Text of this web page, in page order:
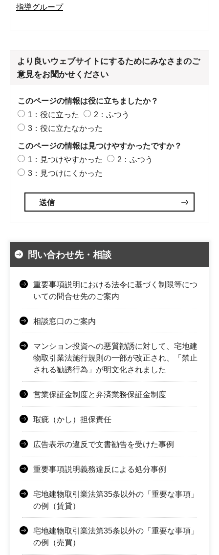
指導グループ
より良いウェブサイトにするためにみなさまのご
意見をお聞かせください
このページの情報は役に立ちましたか？
1：役に立った
2：ふつう
3：役に立たなかった
このページの情報は見つけやすかったですか？
1：見つけやすかった
2：ふつう
3：見つけにくかった
問い合わせ先・相談
重要事項説明における法令に基づく制限等につ
いての問合せ先のご案内
相談窓口のご案内
マンション投資への悪質勧誘に対して、宅地建
物取引業法施行規則の一部が改正され、「禁止
される勧誘行為」が明文化されました
営業保証金制度と弁済業務保証金制度
瑕疵（かし）担保責任
広告表示の違反で文書勧告を受けた事例
重要事項説明義務違反による処分事例
宅地建物取引業法第35条以外の「重要な事項」
の例（賃貸）
宅地建物取引業法第35条以外の「重要な事項」
の例（売買）